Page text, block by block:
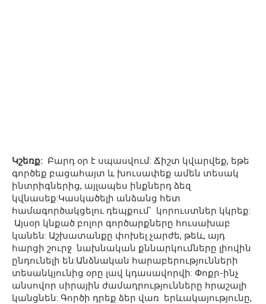
Կշեռք: Բարդ օր է սպասվում: Ճիշտ կվարվեք, եթե
գործեք բացահայտ և խուսափեք ամեն տեսակ
ինտրիգներից, այլապես ինքներդ ձեզ
կվնասեք:Կասկածելի անձանց հետ
համագործակցելու դեպքում՝ կորուստներ կկրեք:
Այսօր կնքած բոլոր գործարքները հուսախաբ
կանեն: Աշխատանքը փոխել չարժե, թեև, այդ
հարցի շուրջ նախնական քննարկումները լիովին
ընդունելի են:Անձնական հարաբերությունների
տեսանկյունից օրը լավ կդասավորվի: Փոքր-ինչ
անսովոր սիրային ժամադրությունները հրաշալի
կանցնեն: Գործի դրեք ձեր վառ երևակայությունը,